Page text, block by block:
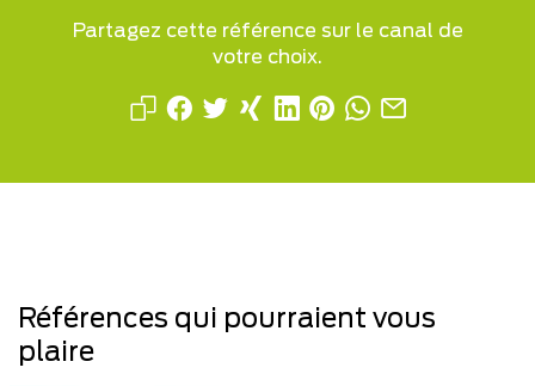
Partagez cette référence sur le canal de
votre choix.
Références qui pourraient vous
plaire